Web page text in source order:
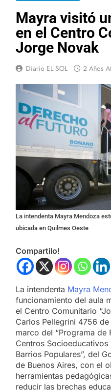
Mayra visitó
en el Centro
Jorge Novak
Diario EL SOL 2 Años
La intendenta Mayra Mendoza
ubicada en Quilmes Oeste
Compartilo!
La intendenta Mayra
funcionamiento del aula
el Centro Comunitario
Carlos Pellegrini 4756
marco del “Programa de
Centros
Barrios Populares”, del
de Buenos Aires, con el
herramientas
reducir las brechas